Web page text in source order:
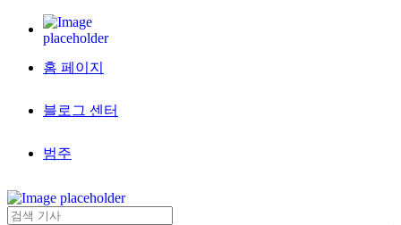
홈 페이지
블로그 센터
범주